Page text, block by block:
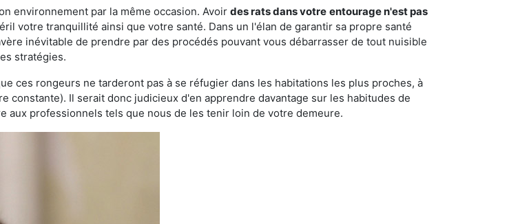
environnement par la même occasion. Avoir des rats dans votre entourage n'est pas
votre tranquillité ainsi que votre santé. Dans un l'élan de garantir sa propre santé
inévitable de prendre par des procédés pouvant vous débarrasser de tout nuisible
stratégies.
ces rongeurs ne tarderont pas à se réfugier dans les habitations les plus proches, à
constante). Il serait donc judicieux d'en apprendre davantage sur les habitudes de
professionnels tels que nous de les tenir loin de votre demeure.